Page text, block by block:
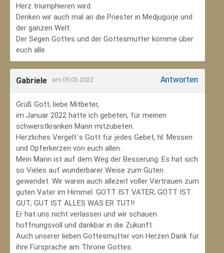
Herz triumphieren wird.
Denken wir auch mal an die Priester in Medjugorje und
der ganzen Welt.
Der Segen Gottes und der Gottesmutter komme über
euch alle.
Gabriele am 09.03.2022 Antworten
Grüß Gott, liebe Mitbeter,
im Januar 2022 hatte ich gebeten, für meinen
schwerstkranken Mann mitzubeten.
Herzliches Vergelt´s Gott für jedes Gebet, hl. Messen
und Opferkerzen von euch allen.
Mein Mann ist auf dem Weg der Besserung. Es hat sich
so Vieles auf wunderbarer Weise zum Guten
gewendet. Wir waren auch allezeit voller Vertrauen zum
guten Vater im Himmel. GOTT IST VATER; GOTT IST
GUT; GUT IST ALLES WAS ER TUT!!
Er hat uns nicht verlassen und wir schauen
hoffnungsvoll und dankbar in die Zukunft.
Auch unserer lieben Gottesmutter von Herzen Dank für
ihre Fürsprache am Throne Gottes.